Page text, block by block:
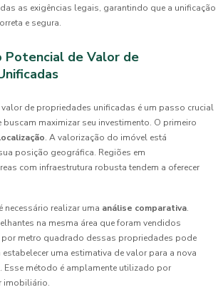
as exigências legais, garantindo que a unificação
e segura.
Potencial de Valor de
de propriedades unificadas é um passo crucial
maximizar seu investimento. O primeiro
. A valorização do imóvel está
posição geográfica. Regiões em
com infraestrutura robusta tendem a oferecer
realizar uma análise comparativa.
na mesma área que foram vendidos
por metro quadrado dessas propriedades pode
uma estimativa de valor para a nova
Esse método é amplamente utilizado por
imobiliário.